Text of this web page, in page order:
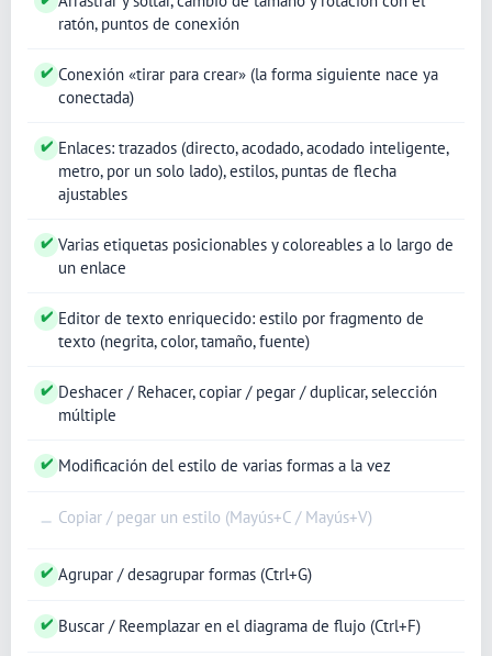
ratón, puntos de conexión
✔ Conexión «tirar para crear» (la forma siguiente nace ya
conectada)
✔ Enlaces: trazados (directo, acodado, acodado inteligente,
metro, por un solo lado), estilos, puntas de flecha
ajustables
✔ Varias etiquetas posicionables y coloreables a lo largo de
un enlace
✔ Editor de texto enriquecido: estilo por fragmento de
texto (negrita, color, tamaño, fuente)
✔ Deshacer / Rehacer, copiar / pegar / duplicar, selección
múltiple
✔ Modificación del estilo de varias formas a la vez
— Copiar / pegar un estilo (Mayús+C / Mayús+V)
✔ Agrupar / desagrupar formas (Ctrl+G)
✔ Buscar / Reemplazar en el diagrama de flujo (Ctrl+F)